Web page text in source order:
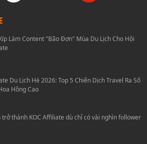
Làm Content "Bão Đơn" Mùa Du Lịch Cho Hội
Du Lịch Hè 2026: Top 5 Chiến Dịch Travel Ra Số
Hồng Cao
trở thành KOC Affiliate dù chỉ có vài nghìn follower